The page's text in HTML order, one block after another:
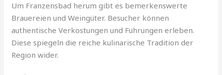
Um Franzensbad herum gibt es bemerkenswerte
Brauereien und Weingüter. Besucher können
authentische Verkostungen und Führungen erleben.
Diese spiegeln die reiche kulinarische Tradition der
Region wider.